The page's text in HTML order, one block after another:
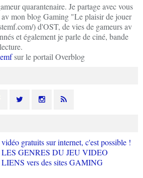
quarantenaire. Je partage avec vous
mon blog Gaming "Le plaisir de jouer
) d'OST, de vies de gameurs av
et également je parle de ciné, bande
sur le portail Overblog
gratuits sur internet, c'est possible !
GENRES DU JEU VIDEO
vers des sites GAMING